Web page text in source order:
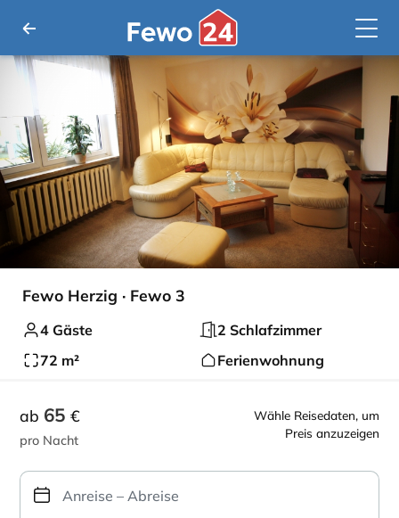
Fewo Herzig · Fewo 3
4 Gäste
2 Schlafzimmer
72 m²
Ferienwohnung
Wähle Reisedaten, um
Preis anzuzeigen
ab 65 €
pro Nacht